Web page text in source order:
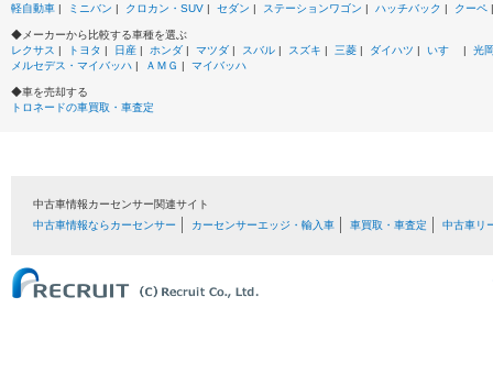
軽自動車 | ミニバン | クロカン・SUV | セダン | ステーションワゴン | ハッチバック | クーペ
◆メーカーから比較する車種を選ぶ
レクサス | トヨタ | 日産 | ホンダ | マツダ | スバル | スズキ | 三菱 | ダイハツ | いすゞ |
光
メルセデス・マイバッハ | ＡＭＧ | マイバッハ
◆車を売却する
トロネードの車買取・車査定
中古車情報カーセンサー関連サイト
中古車情報ならカーセンサー
カーセンサーエッジ・輸入車 車買取・車査定 中古車リ